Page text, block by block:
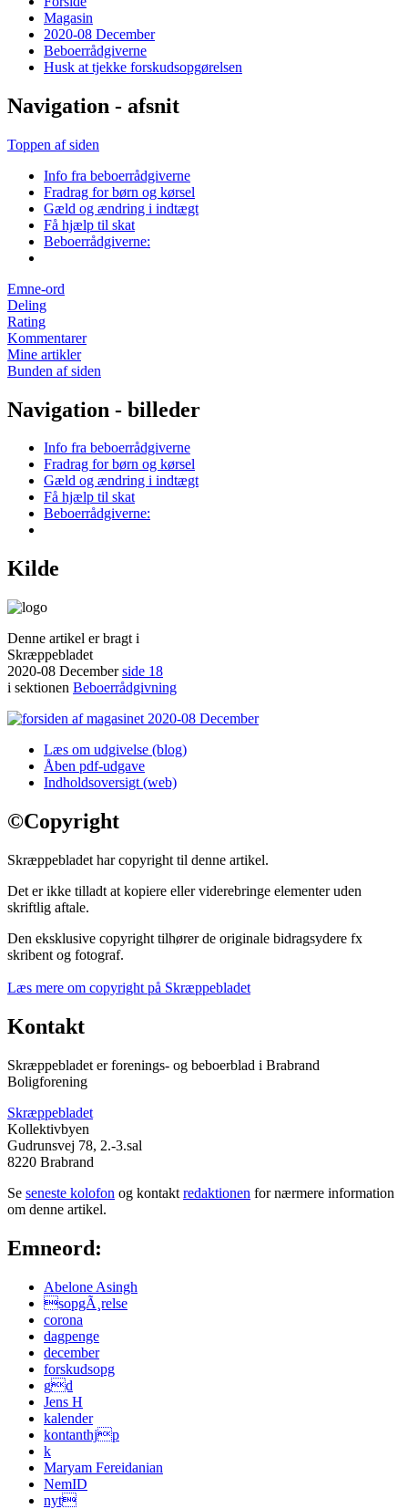
Magasin
2020-08 December
Beboerrådgiverne
Husk at tjekke forskudsopgørelsen
Navigation - afsnit
Toppen af siden
Info fra beboerrådgiverne
Fradrag for børn og kørsel
Gæld og ændring i indtægt
Få hjælp til skat
Beboerrådgiverne:
Emne-ord
Deling
Rating
Kommentarer
Mine artikler
Bunden af siden
Navigation - billeder
Info fra beboerrådgiverne
Fradrag for børn og kørsel
Gæld og ændring i indtægt
Få hjælp til skat
Beboerrådgiverne:
Kilde
Denne artikel er bragt i
Skræppebladet
2020-08 Decemberside 18
i sektionen Beboerrådgivning
Læs om udgivelse (blog)
Åben pdf-udgave
Indholdsoversigt (web)
©Copyright
Skræppebladet har copyright til denne artikel.
Det er ikke tilladt at kopiere eller viderebringe elementer uden
skriftlig aftale.
Den eksklusive copyright tilhører de originale bidragsydere fx
skribent og fotograf.
Læs mere om copyright på Skræppebladet
Kontakt
Skræppebladet er forenings- og beboerblad i Brabrand
Boligforening
Skræppebladet
Kollektivbyen
Gudrunsvej 78, 2.-3.sal
8220 Brabrand
Se seneste kolofon og kontakt redaktionen for nærmere information
om denne artikel.
Emneord:
Abelone Asingh
sopgÃ¸relse
corona
dagpenge
december
forskudsopg
gd
Jens H
kalender
kontanthjp
k
Maryam Fereidanian
NemID
nyt